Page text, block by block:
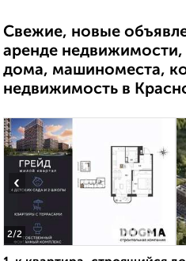
Свежие, новые
аренде
дома, машиноместа,
недвижимость в
2/2
‹